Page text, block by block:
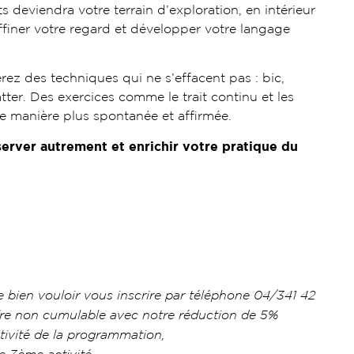
deviendra votre terrain d’exploration, en intérieur
votre regard et développer votre langage
des techniques qui ne s’effacent pas : bic,
Des exercices comme le trait continu et les
plus spontanée et affirmée.
autrement et enrichir votre pratique du
vouloir vous inscrire par téléphone 04/341 42
non cumulable avec notre réduction de 5%
de la programmation,